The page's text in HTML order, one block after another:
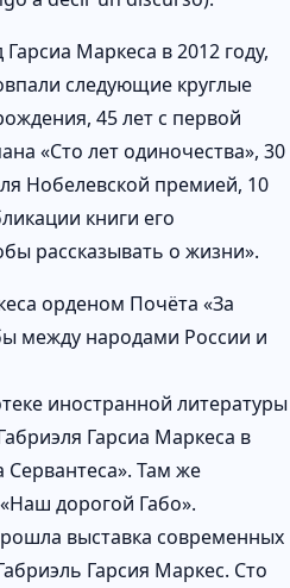
Маркеса в 2012 году,
следующие круглые
45 лет с первой
«Сто лет одиночества», 30
Нобелевской премией, 10
книги его
рассказывать о жизни».
орденом Почёта «За
между народами России и
иностранной литературы
Гарсиа Маркеса в
Сервантеса». Там же
дорогой Габо».
выставка современных
Гарсия Маркес. Сто